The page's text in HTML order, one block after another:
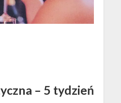
– 5 tydzień